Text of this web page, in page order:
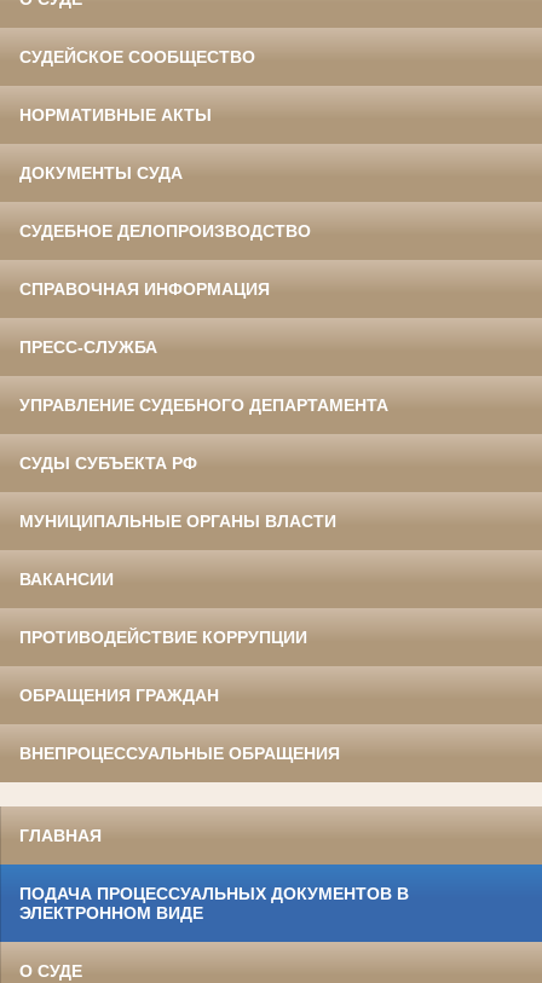
СУДЕЙСКОЕ СООБЩЕСТВО
НОРМАТИВНЫЕ АКТЫ
ДОКУМЕНТЫ СУДА
СУДЕБНОЕ ДЕЛОПРОИЗВОДСТВО
СПРАВОЧНАЯ ИНФОРМАЦИЯ
ПРЕСС-СЛУЖБА
УПРАВЛЕНИЕ СУДЕБНОГО ДЕПАРТАМЕНТА
СУДЫ СУБЪЕКТА РФ
МУНИЦИПАЛЬНЫЕ ОРГАНЫ ВЛАСТИ
ВАКАНСИИ
ПРОТИВОДЕЙСТВИЕ КОРРУПЦИИ
ОБРАЩЕНИЯ ГРАЖДАН
ВНЕПРОЦЕССУАЛЬНЫЕ ОБРАЩЕНИЯ
ГЛАВНАЯ
ПОДАЧА ПРОЦЕССУАЛЬНЫХ ДОКУМЕНТОВ В
ЭЛЕКТРОННОМ ВИДЕ
О СУДЕ